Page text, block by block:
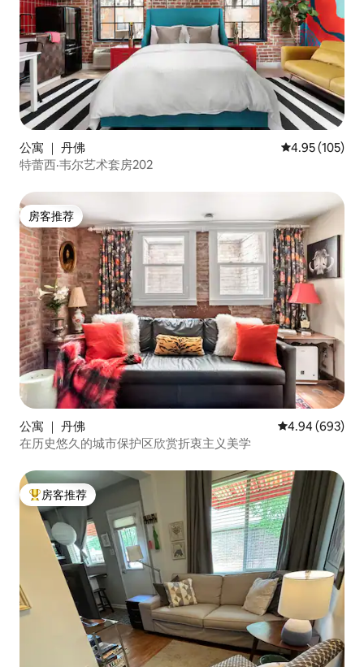
公寓 ｜ 丹佛 平均评分 4.95
4.95 (105)
特蕾西·韦尔艺术套房202
房客推荐
房客推荐
公寓 ｜ 丹佛 平均评分 4.94
4.94 (693)
在历史悠久的城市保护区欣赏折衷主义美学
热门「房客推荐」
房客推荐